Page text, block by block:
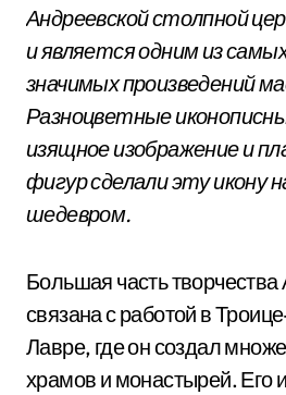
Андреевской столпной
и является одним из
значимых произведений
Разноцветные
изящное изображение и
фигур сделали эту икону
шедевром.
Большая часть
связана с работой в
Лавре, где он создал
храмов и монастырей. Его